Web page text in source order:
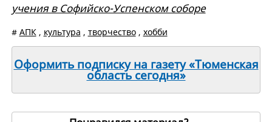
учения в Софийско-Успенском соборе
# АПК, культура , творчество, хобби
Оформить подписку на газету «Тюменская
область сегодня»